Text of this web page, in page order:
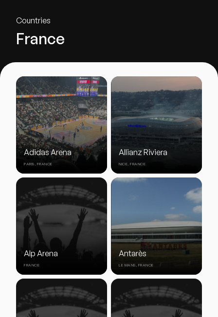
Countries
France
Adidas Arena
PARIS, FRANCE
Allianz Riviera
NICE, FRANCE
Alp Arena
FRANCE
Antarès
LE MANS, FRANCE